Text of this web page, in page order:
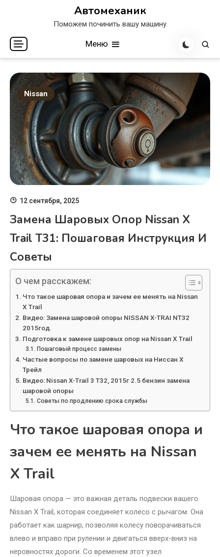
Автомеханик
Поможем починить вашу машину
Меню
Nissan
12 сентября, 2025
Замена Шаровых Опор Nissan X
Trail T31: Пошаговая Инструкция И
Советы
О чем расскажем:
Что такое шаровая опора и зачем ее менять на Nissan
X Trail
Видео: Замена шаровой опоры NISSAN X-TRAI NT32
2015год.
Подготовка к замене шаровых опор на Nissan X Trail
Пошаговый процесс замены
Частые вопросы по замене шаровых на Ниссан Х
Трейл
Видео: Nissan X-Trail 3 T32, 2015г 2.5 бензин замена
шаровой опоры
Советы по продлению срока службы
Что такое шаровая опора и
зачем ее менять на Nissan
X Trail
Шаровая опора — это важная деталь подвески вашего
Nissan X Trail, которая соединяет колесо с рычагом. Она
работает как шарнир, позволяя колесу поворачиваться
влево и вправо при рулении и двигаться вверх-вниз на
неровностях дороги. Со временем этот узел